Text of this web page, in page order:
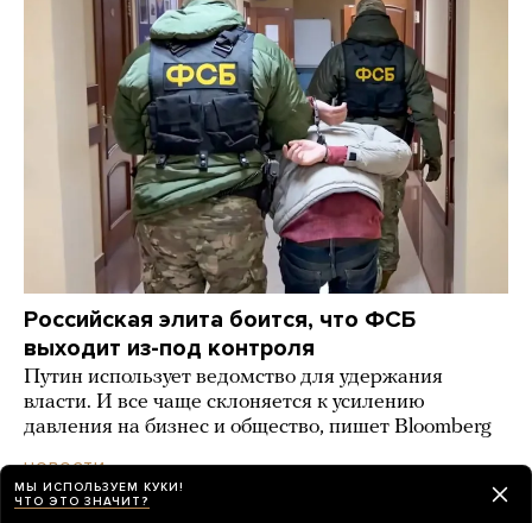
Российская элита боится, что ФСБ
выходит из-под контроля
Путин использует ведомство для удержания
власти. И все чаще склоняется к усилению
давления на бизнес и общество, пишет Bloomberg
НОВОСТИ день назад
МЫ ИСПОЛЬЗУЕМ КУКИ!
ЧТО ЭТО ЗНАЧИТ?